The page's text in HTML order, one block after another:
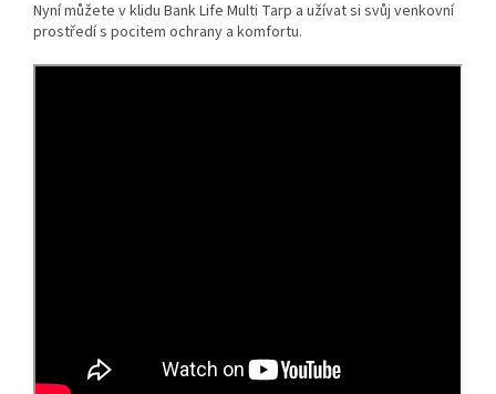
Nyní můžete v klidu Bank Life Multi Tarp a užívat si svůj venkovní
prostředí s pocitem ochrany a komfortu.